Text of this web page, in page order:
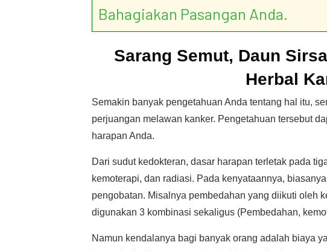
Bahagiakan Pasangan Anda.
Sarang Semut, Daun
Herbal
Semakin banyak pengetahuan Anda tentang hal itu,
perjuangan melawan kanker. Pengetahuan tersebut
harapan Anda.
Dari sudut kedokteran, dasar harapan terletak pada
kemoterapi, dan radiasi. Pada kenyataannya,
pengobatan. Misalnya pembedahan yang diikuti oleh
digunakan 3 kombinasi sekaligus (Pembedahan,
Namun kendalanya bagi banyak orang adalah biaya